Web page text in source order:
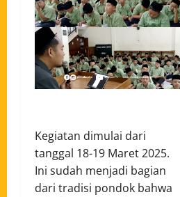
Kegiatan dimulai dari
tanggal 18-19 Maret 2025.
Ini sudah menjadi bagian
dari tradisi pondok bahwa